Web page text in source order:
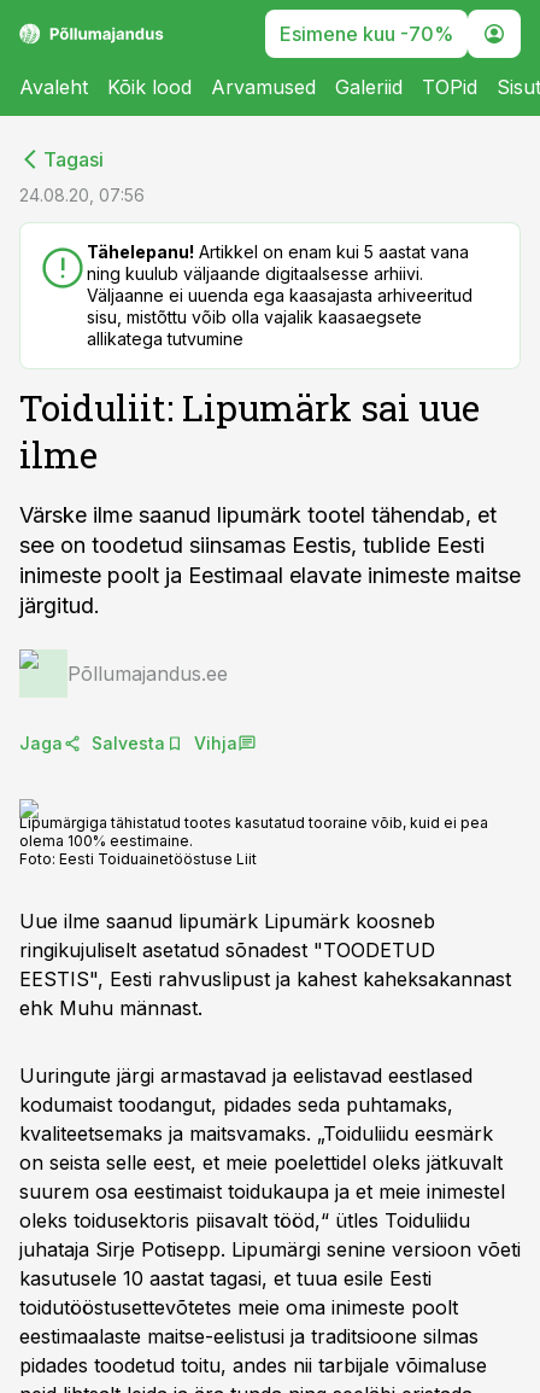
Esimene kuu -70%
Avaleht Kõik lood Arvamused Galeriid TOPid
Tagasi
24.08.20, 07:56
Tähelepanu! Artikkel on enam kui 5 aastat vana
ning kuulub väljaande digitaalsesse arhiivi.
Väljaanne ei uuenda ega kaasajasta arhiveeritud
sisu, mistõttu võib olla vajalik kaasaegsete
allikatega tutvumine
Toiduliit: Lipumärk sai uue
ilme
Värske ilme saanud lipumärk tootel tähendab, et
see on toodetud siinsamas Eestis, tublide Eesti
inimeste poolt ja Eestimaal elavate inimeste maitse
järgitud.
Põllumajandus.ee
Jaga Salvesta Vihja
Lipumärgiga tähistatud tootes kasutatud tooraine võib, kuid ei pea
olema 100% eestimaine.
Foto: Eesti Toiduainetööstuse Liit
Uue ilme saanud lipumärk Lipumärk koosneb
ringikujuliselt asetatud sõnadest "TOODETUD
EESTIS", Eesti rahvuslipust ja kahest kaheksakannast
ehk Muhu männast.
Uuringute järgi armastavad ja eelistavad eestlased
kodumaist toodangut, pidades seda puhtamaks,
kvaliteetsemaks ja maitsvamaks. „Toiduliidu eesmärk
on seista selle eest, et meie poelettidel oleks jätkuvalt
suurem osa eestimaist toidukaupa ja et meie inimestel
oleks toidusektoris piisavalt tööd,“ ütles Toiduliidu
juhataja Sirje Potisepp. Lipumärgi senine versioon võeti
kasutusele 10 aastat tagasi, et tuua esile Eesti
toidutööstusettevõtetes meie oma inimeste poolt
eestimaalaste maitse-eelistusi ja traditsioone silmas
pidades toodetud toitu, andes nii tarbijale võimaluse